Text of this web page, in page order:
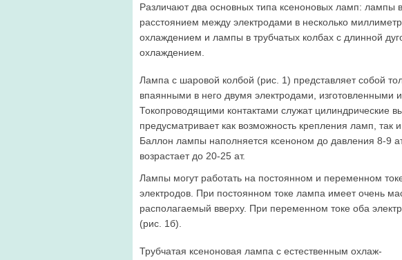
Различают два основ­ных типа ксеноновых ламп: лампы
расстоянием между электродами в несколько
охлаждением и лампы в трубчатых колбах с длин­ной
охлаждением.
Лампа с шаровой колбой (рис. 1) представляет со­бой
впаянными в него двумя электродами, изготовленными
Токопроводящими контактами слу­жат цилиндрические
предусматривает как возможность крепления ламп,
Баллон лампы на­полняется ксеноном до давления 8-9
возрастает до 20-25 ат.
Лампы могут работать на постоянном и переменном
электродов. При постоянном токе лампа имеет очень
располагаемый вверху. При переменном токе оба
(рис. 1б).
Трубчатая ксеноновая лампа с естественным охлаж­